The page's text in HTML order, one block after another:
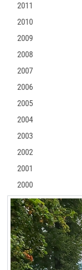
2011
2010
2009
2008
2007
2006
2005
2004
2003
2002
2001
2000